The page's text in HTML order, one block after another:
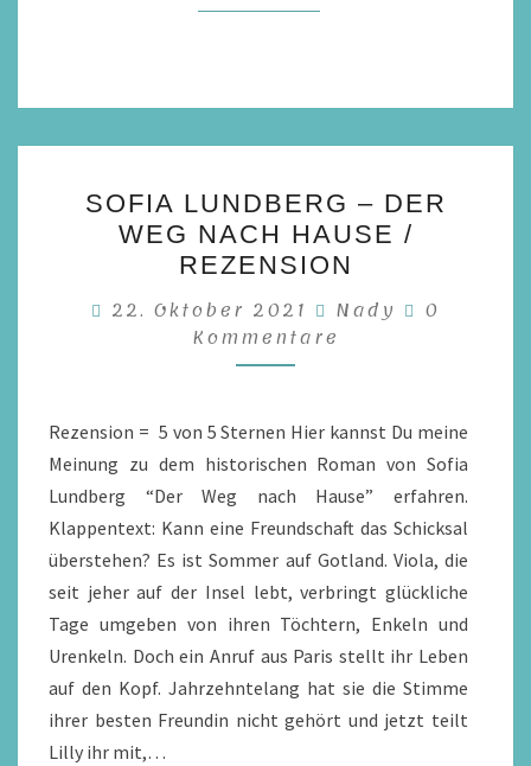
LUNDBERG
–
DER
WEG
NACH
HAUSE
REZENSION
SOFIA LUNDBERG – DER
WEG NACH HAUSE /
REZENSION
22. Oktober 2021 Nady
0
Kommentare
Rezension = 5 von 5 Sternen Hier kannst Du meine
Meinung zu dem historischen Roman von Sofia
Lundberg “Der Weg nach Hause” erfahren.
Klappentext: Kann eine Freundschaft das Schicksal
überstehen? Es ist Sommer auf Gotland. Viola, die
seit jeher auf der Insel lebt, verbringt glückliche
Tage umgeben von ihren Töchtern, Enkeln und
Urenkeln. Doch ein Anruf aus Paris stellt ihr Leben
auf den Kopf. Jahrzehntelang hat sie die Stimme
ihrer besten Freundin nicht gehört und jetzt teilt
Lilly ihr mit,…